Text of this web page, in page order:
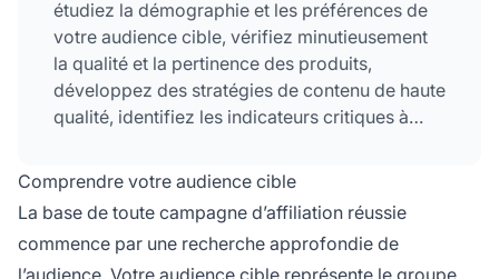
étudiez la démographie et les préférences de
votre audience cible, vérifiez minutieusement
la qualité et la pertinence des produits,
développez des stratégies de contenu de haute
qualité, identifiez les indicateurs critiques à
et sélectionnez un logiciel d'affiliation fiable
adapté à vos besoins.
Comprendre votre audience cible
La base de toute campagne d’affiliation réussie
commence par une recherche approfondie de
l’audience. Votre audience cible représente le groupe